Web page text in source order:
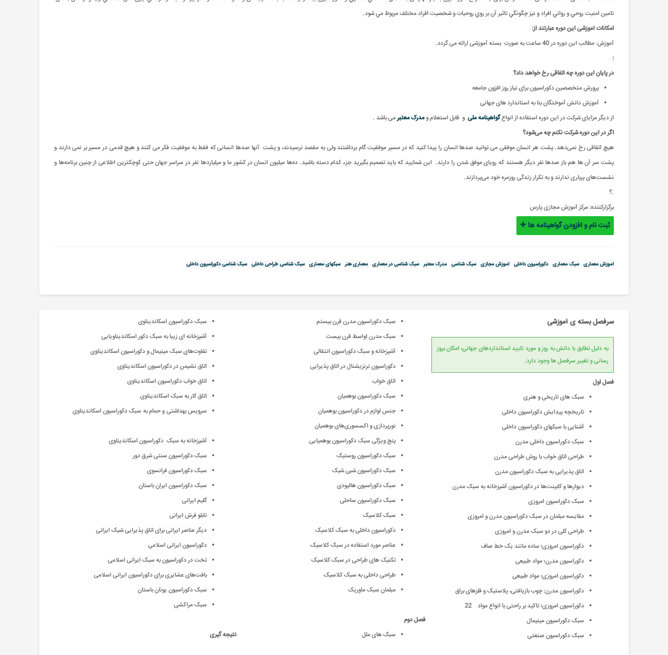
تامين امنيت روحي و رواني افراد و نيز چگونگي تاثير آن بر روي روحيات و شخصيت افراد مختلف مربوط مي شود.
امکانات آموزشی این دوره عبارتند از:
آموزش: مطالب این دوره در 40 ساعت به صورت بسته آموزشی ارائه می گردد
.
:
در پایان این دوره چه اتفاقی رخ خواهد داد؟
پرورش متخصصین دکوراسیون برای نیاز روز افزون جامعه
آموزش دانش آموختگان بنا به استاندارد های جهانی
از دیگر مزایای شرکت در این دوره استفاده از انواعگواهینامه ملی و قابل استعلام ومدرک معتبرمی باشد .
اگر در این دوره شرکت نکنم چه می‌شود؟
هیچ اتفاقی رخ نمی‌دهد. پشت هر انسان موفقی می توانید صدها انسان را پیدا کنید که در مسیر موفقیت گام برداشتند ولی به مقصد نرسیدند، و پشت آنها صدها انسانی که فقط به موفقیت فکر می کنند و هیچ قدمی در مسیر بر نمی دارند و
پشت سر آن ها هم باز صدها نفر دیگر هستند که رویای موفق شدن را دارند. این شمایید که باید تصمیم بگیرید جزء کدام دسته باشید. ده‌ها میلیون‌ انسان در کشور ما و میلیاردها نفر در سراسر جهان حتی کوچکترین اطلاعی از چنین برنامه‌ها و
نشست‌های پرباری ندارند و به تکرار زندگی روزمره خود می‌پردازند.
.؟
برگزارکننده: مرکز آموزش مجازی پارس
ثبت نام و افزودن گواهینامه ها
آموزش معماری سبک معماری دکوراسیون داخلی آموزش مجازی سبک شناسی مدرک معتبر سبک شناسی در معماری معماری هنر سبکهای معماری سبک شناسی طراحی داخلی سبک شناسی دکوراسیون داخلی
سرفصل بسته ی آموزشی
به دلیل تطابق با دانش به روز و مورد تایید استانداردهای جهانی، امکان بروز
رسانی و تغییر سرفصل ها وجود دارد.
فصل اول
سبک های تاریخی و هنری
تاریخچه پیدایش دکوراسیون داخلی
آشنایی با سبکهای دکوراسیون داخلی
سبک دکوراسیون داخلی مدرن
طراحی اتاق خواب با روش طراحی مدرن
اتاق پذیرایی به سبک دکوراسیون مدرن
دیوارها و کابینت‌ها در دکوراسیون آشپزخانه به سبک مدرن
سبک دکوراسیون امروزی
مقایسه مبلمان در سبک دکوراسیون مدرن و امروزی
طراحی کلی در دو سبک مدرن و امروزی
دکوراسیون امروزی؛ ساده مانند یک خط صاف
دکوراسیون مدرن؛ مواد طبیعی
دکوراسیون امروزی؛ مواد طبیعی
دکوراسیون مدرن: چوب بازیافتی، پلاستیک و فلزهای براق
دکوراسیون امروزی؛ تاکید بر راحتی با انواع مواد 22
سبک دکوراسیون مینیمال
سبک دکوراسیون صنعتی
سبک دکوراسیون مدرن قرن بیستم
سبک مدرن اواسط قرن بیست
آشپزخانه و سبک دکوراسیون انتقالی
دکوراسیون ترنزیشنال در اتاق پذیرایی
اتاق خواب
سبک دکوراسیون بوهمیان
جنس لوازم در دکوراسیون بوهمیان
نورپردازی و اکسسوری‌های بوهمیان
پنج ویژگی سبک دکوراسیون بوهمیایی
سبک دکوراسیون روستیک
سبک دکوراسیون شبی شیک
سبک دکوراسیون هالیودی
سبک دکوراسیون ساحلی
سبک کلاسیک
دکوراسیون داخلی به سبک کلاسیک
عناصر مورد استفاده در سبک کلاسیک
تکنیک های طراحی در سبک کلاسیک
طراحی داخلی به سبک کلاسیک
مبلمان سبک ماوریک
فصل دوم
سبک های ملل
سبک دکوراسیون اسکاندیناوی
آشپزخانه ای زیبا به سبک دکور اسکاندیناویایی
تفاوت‌های سبک مینیمال و دکوراسیون اسکاندیناوی
اتاق نشیمن در دکوراسیون اسکاندیناوی
اتاق خواب دکوراسیون اسکاندیناوی
اتاق کار به سبک اسکاندیناوی
سرویس بهداشتی و حمام به سبک دکوراسیون اسکاندیناوی
آشپزخانه به سبک دکوراسیون اسکاندیناوی
سبک دکوراسیون سنتی شرق دور
سبک دکوراسیون فرانسوی
سبک دکوراسیون ایران باستان
گلیم ایرانی
تابلو فرش ایرانی
دیگر عناصر ایرانی برای اتاق پذیرایی شیک ایرانی
دکوراسیون ایرانی اسلامی
تخت در دکوراسیون به سبک ایرانی اسلامی
بافت‌های عشایری برای دکوراسیون ایرانی اسلامی
سبک دکوراسیون یونان باستان
سبک مراکشی
نتیجه گیری